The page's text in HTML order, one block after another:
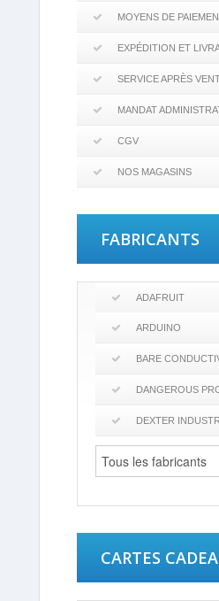
MOYENS DE
EXPÉDITION ET
SERVICE APRÈS
MANDAT
CGV
NOS MAGASINS
FABRICANTS
ADAFRUIT
ARDUINO
BARE
DANGEROUS
DEXTER
CARTES